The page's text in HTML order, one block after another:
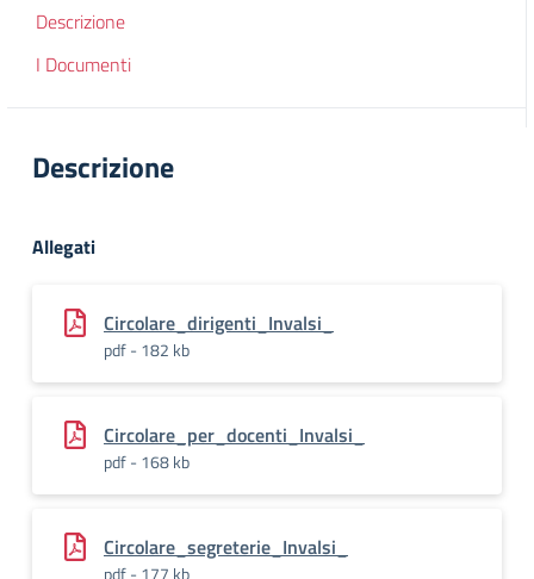
Descrizione
I Documenti
Descrizione
Allegati
Circolare_dirigenti_Invalsi_
pdf - 182 kb
Circolare_per_docenti_Invalsi_
pdf - 168 kb
Circolare_segreterie_Invalsi_
pdf - 177 kb